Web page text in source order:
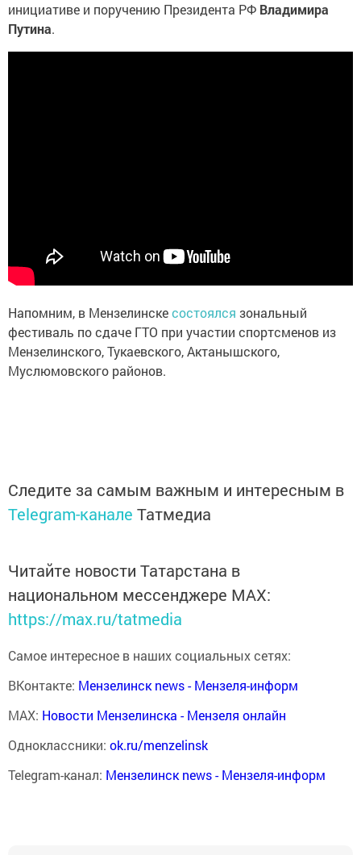
инициативе и поручению Президента РФ Владимира
Путина.
Напомним, в Мензелинскесостоялся зональный
фестиваль по сдаче ГТО при участии спортсменов из
Мензелинского, Тукаевского, Актанышского,
Муслюмовского районов.
Следите за самым важным и интересным в
Telegram-канале Татмедиа
Читайте новости Татарстана в
национальном мессенджере MАХ:
https://max.ru/tatmedia
Самое интересное в наших социальных сетях:
ВКонтакте: Мензелинск news - Мензеля-информ
MAX: Новости Мензелинска - Мензеля онлайн
Одноклассники: ok.ru/menzelinsk
Telegram-канал: Мензелинск news - Мензеля-информ